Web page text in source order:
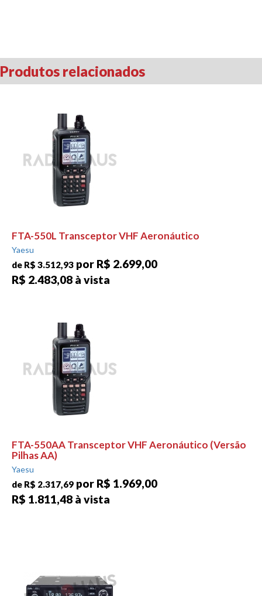
Produtos relacionados
FTA-550L Transceptor VHF Aeronáutico
Yaesu
de R$ 3.512,93 por R$ 2.699,00
R$ 2.483,08 à vista
FTA-550AA Transceptor VHF Aeronáutico (Versão
Pilhas AA)
Yaesu
de R$ 2.317,69 por R$ 1.969,00
R$ 1.811,48 à vista